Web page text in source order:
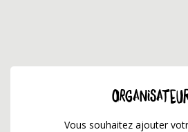
Vous souhaitez ajouter